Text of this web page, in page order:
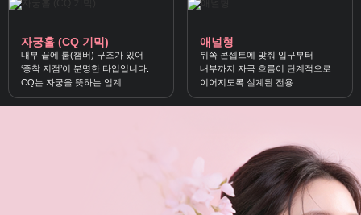
자궁홀 (CQ 기믹)
내부 끝에 룸(챔버) 구조가 있어
‘종착 지점’이 분명한 타입입니다.
CQ는 자궁을 뜻하는 업계
약칭으로, 끝쪽 챔버의 진입·돌파
감각을 강조한 내부 기믹을
애널형
뒤쪽 콘셉트에 맞춰 입구부터
내부까지 자극 흐름이 단계적으로
이어지도록 설계된 전용
구조홀입니다. 조임·밀착·방향성
있는 자극을 선호하는 분께 잘